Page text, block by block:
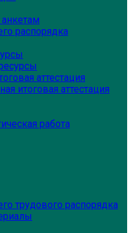
распорядка
аттестация
итоговая аттестация
работа
трудового распорядка